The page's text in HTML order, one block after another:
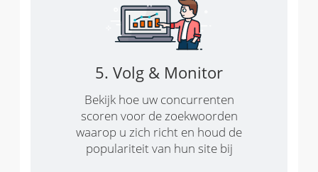
5. Volg & Monitor
Bekijk hoe uw concurrenten
scoren voor de zoekwoorden
waarop u zich richt en houd de
populariteit van hun site bij